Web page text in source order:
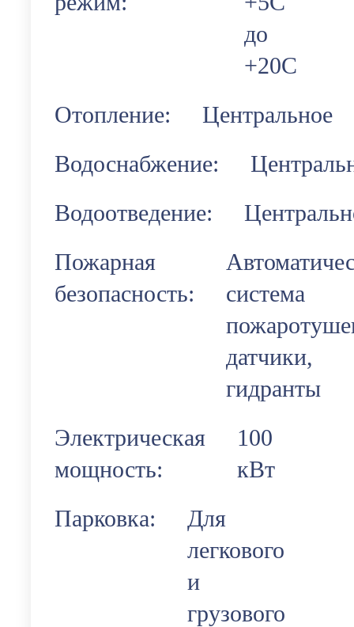
до
+20С
Отопление:
Центральное
Водоснабжение:
Водоотведение:
Пожарная
безопасность:
система
датчики,
гидранты
Электрическая
мощность:
100
кВт
Парковка:
Для
легкового
и
грузового